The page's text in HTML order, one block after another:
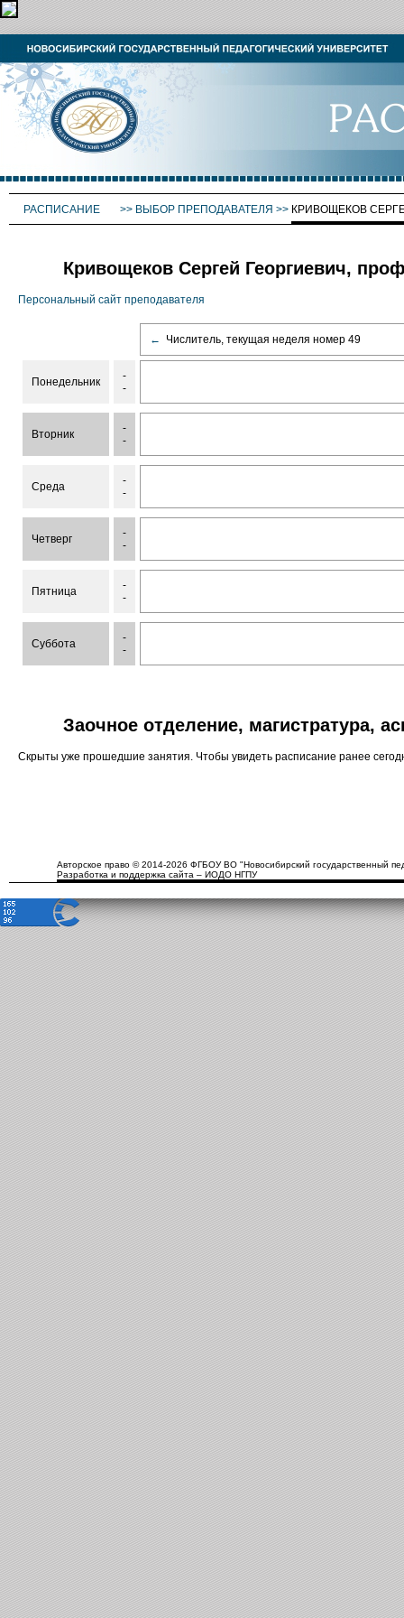
РАСПИСАНИЕ >> ВЫБОР ПРЕПОДАВАТЕЛЯ >> КРИВОЩЕКОВ
Кривощеков Сергей Георгиевич,
Персональный сайт преподавателя
← Числитель, текущая неделя номер 49
Понедельник
-
-
Вторник
-
-
Среда
-
-
Четверг
-
-
Пятница
-
-
Суббота
-
-
Заочное отделение, магистратура,
Скрыты уже прошедшие занятия. Чтобы увидеть расписание ранее
Авторское право © 2014-2026 ФГБОУ ВО "Новосибирский государственный
Разработка и поддержка сайта – ИОДО НГПУ